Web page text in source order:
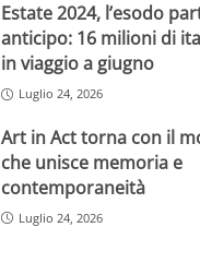
Estate 2024, l’esodo
anticipo: 16 milioni di
in viaggio a giugno
Luglio 24, 2026
Art in Act torna con il
che unisce memoria e
contemporaneità
Luglio 24, 2026